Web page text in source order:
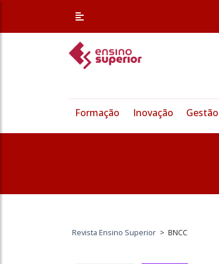
Formação Inovação Gestão
Revista Ensino Superior > BNCC